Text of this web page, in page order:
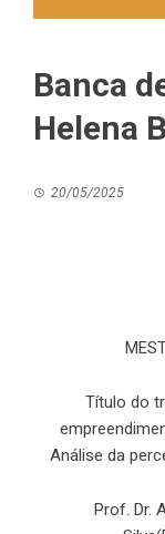
Banca
Helena
20/05/2025
Título do
Análise da
Prof. Dr.